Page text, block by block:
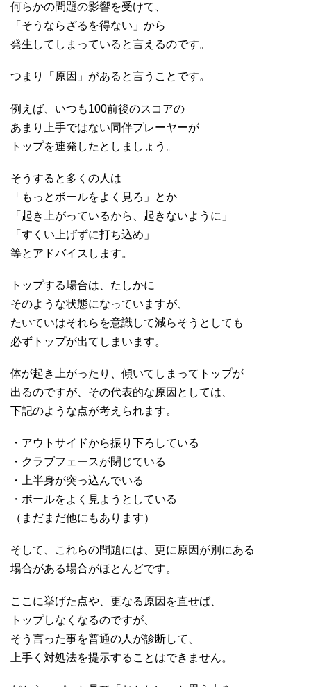
何らかの問題の影響を受けて、
「そうならざるを得ない」から
発生してしまっていると言えるのです。
つまり「原因」があると言うことです。
例えば、いつも100前後のスコアの
あまり上手ではない同伴プレーヤーが
トップを連発したとしましょう。
そうすると多くの人は
「もっとボールをよく見ろ」とか
「起き上がっているから、起きないように」
「すくい上げずに打ち込め」
等とアドバイスします。
トップする場合は、たしかに
そのような状態になっていますが、
たいていはそれらを意識して減らそうとしても
必ずトップが出てしまいます。
体が起き上がったり、傾いてしまってトップが
出るのですが、その代表的な原因としては、
下記のような点が考えられます。
・アウトサイドから振り下ろしている
・クラブフェースが閉じている
・上半身が突っ込んでいる
・ボールをよく見ようとしている
（まだまだ他にもあります）
そして、これらの問題には、更に原因が別にある
場合がある場合がほとんどです。
ここに挙げた点や、更なる原因を直せば、
トップしなくなるのですが、
そう言った事を普通の人が診断して、
上手く対処法を提示することはできません。